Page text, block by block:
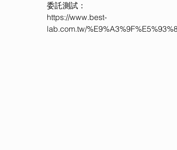
委託測試：
https://www.best-
lab.com.tw/